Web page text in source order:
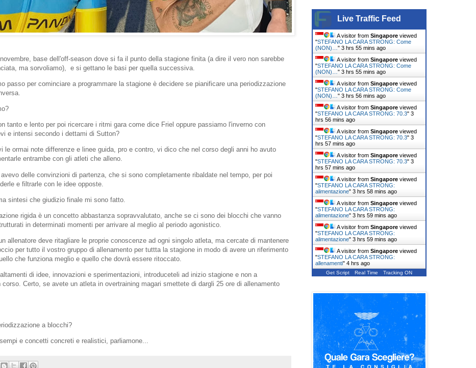
base dell'off-season dove si fa il punto della stagione finita (a dire il vero non sarebbe
ma sorvoliamo), e si gettano le basi per quella successiva.
passo per cominciare a programmare la stagione è decidere se pianificare una periodizzazione
tanto e lento per poi ricercare i ritmi gara come dice Friel oppure passiamo l'inverno con
e intensi secondo i dettami di Sutton?
le ormai note differenze e linee guida, pro e contro, vi dico che nel corso degli anni ho avuto
entrambe con gli atleti che alleno.
delle convinzioni di partenza, che si sono completamente ribaldate nel tempo, per poi
e filtrarle con le idee opposte.
sintesi che giudizio finale mi sono fatto.
rigida è un concetto abbastanza sopravvalutato, anche se ci sono dei blocchi che vanno
in determinati momenti per arrivare al meglio al periodo agonistico.
allenatore deve ritagliare le proprie conoscenze ad ogni singolo atleta, ma cercate di mantenere
per tutto il vostro gruppo di allenamento per tuttta la stagione in modo di avere un riferimento
che funziona meglio e quello che dovrà essere ritoccato.
di idee, innovazioni e sperimentazioni, introduceteli ad inizio stagione e non a
corso. Certo, se avete un atleta in overtraining magari smettete di dargli 25 ore di allenamento
a blocchi?
e concetti concreti e realistici, parliamone...
Live Traffic Feed
A visitor from Singapore viewed
"STEFANO LA CARA STRONG: Come
(NON)… " 3 hrs 55 mins ago
A visitor from Singapore viewed
"STEFANO LA CARA STRONG: Come
(NON)… " 3 hrs 55 mins ago
A visitor from Singapore viewed
"STEFANO LA CARA STRONG: Come
(NON)… " 3 hrs 56 mins ago
A visitor from Singapore viewed
"STEFANO LA CARA STRONG: 70.3" 3
hrs 56 mins ago
A visitor from Singapore viewed
"STEFANO LA CARA STRONG: 70.3" 3
hrs 57 mins ago
A visitor from Singapore viewed
"STEFANO LA CARA STRONG: 70.3" 3
hrs 57 mins ago
A visitor from Singapore viewed
"STEFANO LA CARA STRONG:
alimentazione" 3 hrs 58 mins ago
A visitor from Singapore viewed
"STEFANO LA CARA STRONG:
alimentazione" 3 hrs 59 mins ago
A visitor from Singapore viewed
"STEFANO LA CARA STRONG:
alimentazione" 3 hrs 59 mins ago
A visitor from Singapore viewed
"STEFANO LA CARA STRONG:
allenamenti" 4 hrs ago
Get Script Real Time Tracking ON